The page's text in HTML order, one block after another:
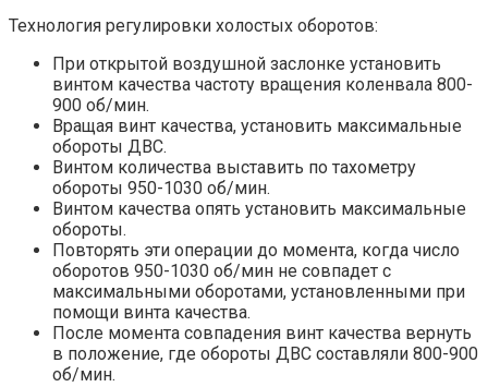
Технология регулировки холостых оборотов:
При открытой воздушной заслонке установить
винтом качества частоту вращения коленвала 800-
900 об/мин.
Вращая винт качества, установить максимальные
обороты ДВС.
Винтом количества выставить по тахометру
обороты 950-1030 об/мин.
Винтом качества опять установить максимальные
обороты.
Повторять эти операции до момента, когда число
оборотов 950-1030 об/мин не совпадет с
максимальными оборотами, установленными при
помощи винта качества.
После момента совпадения винт качества вернуть
в положение, где обороты ДВС составляли 800-900
об/мин.